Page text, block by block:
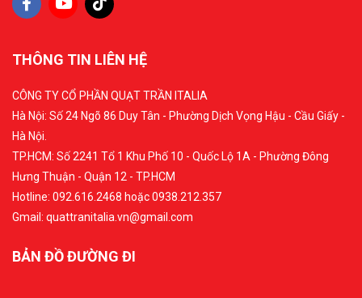
THÔNG TIN LIÊN HỆ
CÔNG TY CỔ PHẦN QUẠT TRẦN ITALIA
Hà Nội: Số 24 Ngõ 86 Duy Tân - Phường Dịch Vọng Hậu - Cầu Giấy -
Hà Nội.
TP.HCM: Số 2241 Tổ 1 Khu Phố 10 - Quốc Lộ 1A - Phường Đông
Hưng Thuận - Quận 12 - TP.HCM
Hotline: 092.616.2468 hoặc 0938.212.357
Gmail: quattranitalia.vn@gmail.com
BẢN ĐỒ ĐƯỜNG ĐI